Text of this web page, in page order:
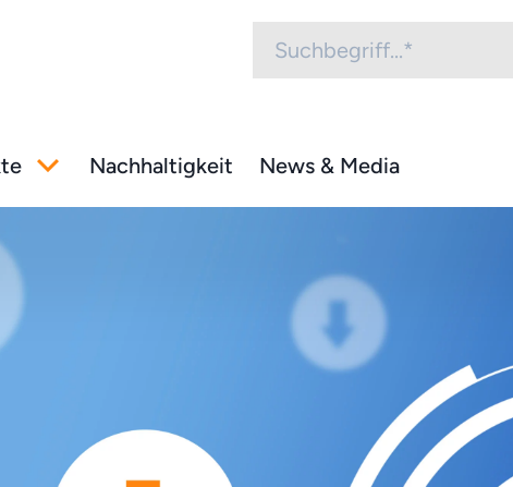
Nachhaltigkeit News & Media